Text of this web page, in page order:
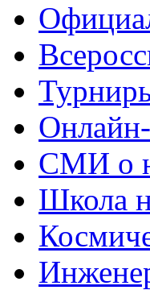
СМИ о
Школа